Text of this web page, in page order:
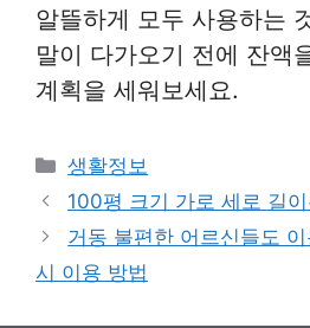
알뜰하게 모두 사용하는
말이 다가오기 전에 잔액
계획을 세워보세요.
Categories
생활정보
100평 크기 가로 세로 길
거동 불편한 어르신들도
시 이용 방법